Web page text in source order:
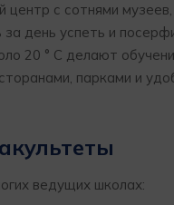
с сотнями
день успеть и
20 ° C делают
парками и
ведущих школах: